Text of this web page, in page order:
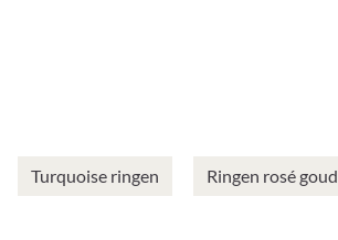
Turquoise ringen Ringen rosé goud